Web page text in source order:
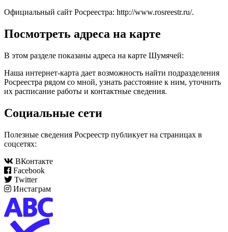
Официальный сайт Росреестра: http://www.rosreestr.ru/.
Посмотреть адреса на карте
В этом разделе показаны адреса на карте Шумячей:
Наша интернет-карта дает возможность найти подразделения
Росреестра рядом со мной, узнать расстояние к ним, уточнить
их расписание работы и контактные сведения.
Социальные сети
Полезные сведения Росреестр публикует на страницах в
соцсетях:
ВКонтакте
Facebook
Twitter
Инстаграм